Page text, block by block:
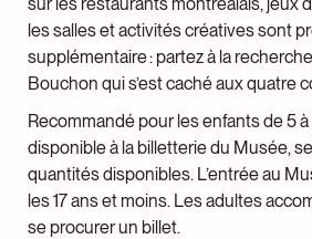
ronde
Équipe du Musée
Pascale Grignon, directrice principale,
et rayonnement
François Vallée, chef, Expositions
Annie-Pier Brunelle, stagiaire et
les salles et activités créatives sont
supplémentaire : partez à la
Bouchon qui s’est caché aux quatre
Recommandé pour les enfants de 5 à
disponible à la billetterie du Musée,
quantités disponibles. L’entrée au
les 17 ans et moins. Les adultes
se procurer un billet.